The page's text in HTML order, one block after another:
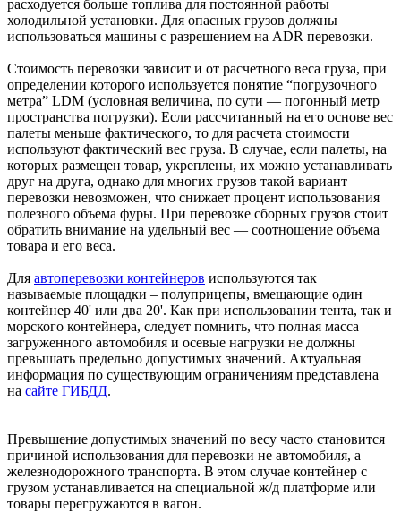
расходуется больше топлива для постоянной работы
холодильной установки. Для опасных грузов должны
использоваться машины с разрешением на ADR перевозки.
Стоимость перевозки зависит и от расчетного веса груза, при
определении которого используется понятие “погрузочного
метра” LDM (условная величина, по сути — погонный метр
пространства погрузки). Если рассчитанный на его основе вес
палеты меньше фактического, то для расчета стоимости
используют фактический вес груза. В случае, если палеты, на
которых размещен товар, укреплены, их можно устанавливать
друг на друга, однако для многих грузов такой вариант
перевозки невозможен, что снижает процент использования
полезного объема фуры. При перевозке сборных грузов стоит
обратить внимание на удельный вес — соотношение объема
товара и его веса.
Для автоперевозки контейнеров используются так
называемые площадки – полуприцепы, вмещающие один
контейнер 40' или два 20'. Как при использовании тента, так и
морского контейнера, следует помнить, что полная масса
загруженного автомобиля и осевые нагрузки не должны
превышать предельно допустимых значений. Актуальная
информация по существующим ограничениям представлена
на сайте ГИБДД.
Превышение допустимых значений по весу часто становится
причиной использования для перевозки не автомобиля, а
железнодорожного транспорта. В этом случае контейнер с
грузом устанавливается на специальной ж/д платформе или
товары перегружаются в вагон.